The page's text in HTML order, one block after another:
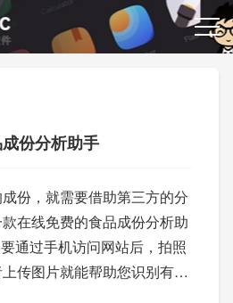
份分析助手
份，就需要借助第三方的分
在线免费的食品成份分析助
通过手机访问网站后，拍照
传图片就能帮助您识别有害